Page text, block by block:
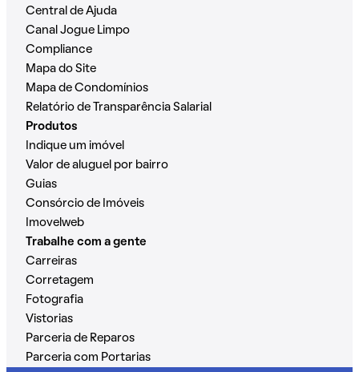
Central de Ajuda
Canal Jogue Limpo
Compliance
Mapa do Site
Mapa de Condomínios
Relatório de Transparência Salarial
Produtos
Indique um imóvel
Valor de aluguel por bairro
Guias
Consórcio de Imóveis
Imovelweb
Trabalhe com a gente
Carreiras
Corretagem
Fotografia
Vistorias
Parceria de Reparos
Parceria com Portarias